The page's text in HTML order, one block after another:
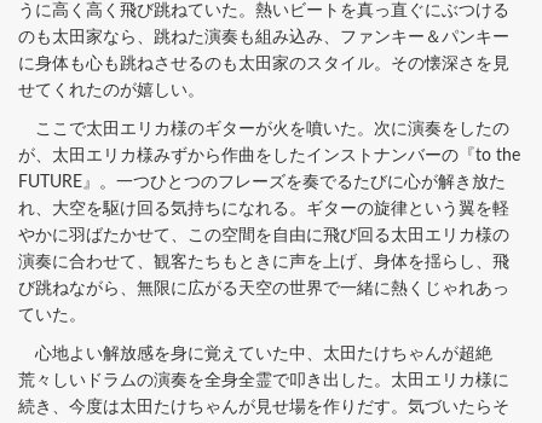
うに高く高く飛び跳ねていた。熱いビートを真っ直ぐにぶつける
のも太田家なら、跳ねた演奏も組み込み、ファンキー＆パンキー
に身体も心も跳ねさせるのも太田家のスタイル。その懐深さを見
せてくれたのが嬉しい。
ここで太田エリカ様のギターが火を噴いた。次に演奏をしたの
が、太田エリカ様みずから作曲をしたインストナンバーの『to the
FUTURE』。一つひとつのフレーズを奏でるたびに心が解き放た
れ、大空を駆け回る気持ちになれる。ギターの旋律という翼を軽
やかに羽ばたかせて、この空間を自由に飛び回る太田エリカ様の
演奏に合わせて、観客たちもときに声を上げ、身体を揺らし、飛
び跳ねながら、無限に広がる天空の世界で一緒に熱くじゃれあっ
ていた。
心地よい解放感を身に覚えていた中、太田たけちゃんが超絶
荒々しいドラムの演奏を全身全霊で叩き出した。太田エリカ様に
続き、今度は太田たけちゃんが見せ場を作りだす。気づいたらそ